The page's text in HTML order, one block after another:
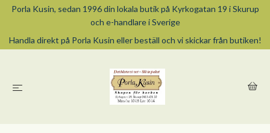
Porla Kusin, sedan 1996 din lokala butik på Kyrkogatan 19 i Skurup
och e-handlare i Sverige
Handla direkt på Porla Kusin eller beställ och vi skickar från butiken!